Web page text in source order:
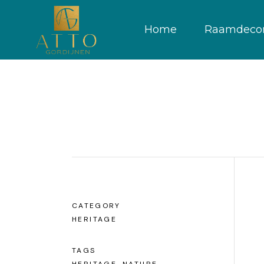
Home
CATEGORY
HERITAGE
TAGS